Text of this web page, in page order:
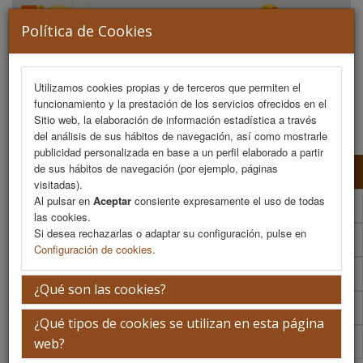
Política de Cookies
Utilizamos cookies propias y de terceros que permiten el
funcionamiento y la prestación de los servicios ofrecidos en el
Sitio web, la elaboración de información estadística a través
del análisis de sus hábitos de navegación, así como mostrarle
publicidad personalizada en base a un perfil elaborado a partir
de sus hábitos de navegación (por ejemplo, páginas
visitadas).
Al pulsar en Aceptar consiente expresamente el uso de todas
las cookies.
Si desea rechazarlas o adaptar su configuración, pulse en
Configuración de cookies.
¿Qué son las cookies?
¿Qué tipos de cookies se utilizan en esta página
web?
MENU
Formulario de contacto
Plano de exposición
Normativa de envío y montaje
Patrocinadores
Colaboradores
FENIN